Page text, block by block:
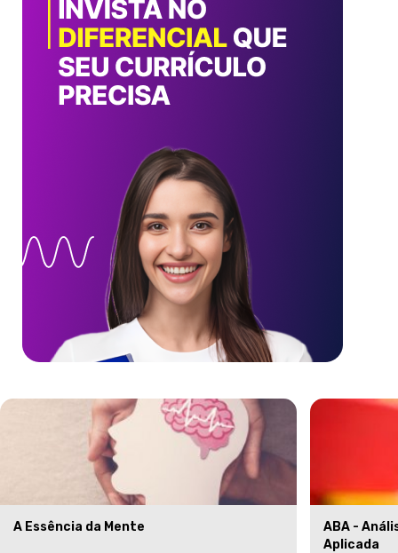
A Essência da Mente
ABA -
Aplicada